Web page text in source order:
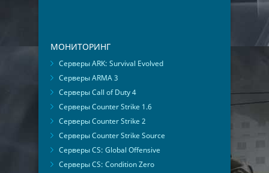
МОНИТОРИНГ
Серверы ARK: Survival Evolved
Серверы ARMA 3
Серверы Call of Duty 4
Серверы Counter Strike 1.6
Серверы Counter Strike 2
Серверы Counter Strike Source
Серверы CS: Global Offensive
Серверы CS: Condition Zero